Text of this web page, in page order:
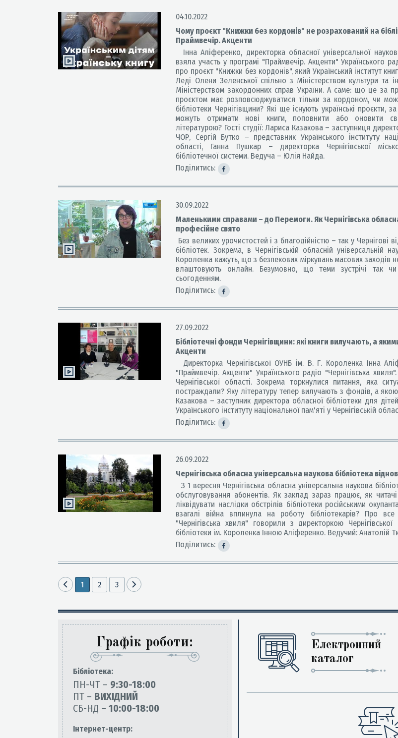
04.10.2022
Чому проєкт "Книжки без кордонів" не розрахований на
Праймвечір. Акценти
Інна Аліференко, директорка обласної універсальної
взяла участь у програмі "Праймвечір. Акценти" Українського
про проєкт "Книжки без кордонів", який Український інститут
Леді Олени Зеленської спільно з Міністерством культури та
Міністерством закордонних справ України. А саме: що це за
проєктом має розповсюджуватися тільки за кордоном, чи
бібліотеки Чернігівщини? Які ще існують українські проєкти,
можуть отримати нові книги, поповнити або оновити
літературою? Гості студії: Лариса Казакова – заступниця
ЧОР, Сергій Бутко – представник Українського інституту
області, Ганна Пушкар – директорка Чернігівської
бібліотечної системи. Ведуча – Юлія Найда.
Поділитись:
30.09.2022
Маленькими справами – до Перемоги. Як Чернігівська
професійне свято
Без великих урочистостей і з благодійністю – так у Чернігові
бібліотек. Зокрема, в Чернігівській обласній універсальній
Короленка кажуть, що з безпекових міркувань масових заходів
влаштовують онлайн. Безумовно, що теми зустрічі так чи
сьогоденням.
Поділитись:
27.09.2022
Бібліотечні фонди Чернігівщини: які книги вилучають, а
Акценти
Директорка Чернігівської ОУНБ ім. В. Г. Короленка Інна
"Праймвечір. Акценти" Українського радіо "Чернігівська
Чернігівської області. Зокрема торкнулися питання, яка
постраждали? Яку літературу тепер вилучають з фондів, а
Казакова – заступник директора обласної бібліотеки для
Українського інституту національної пам'яті у Чернігівській
Поділитись:
26.09.2022
Чернігівська обласна універсальна наукова бібліотека
З 1 вересня Чернігівська обласна універсальна наукова
обслуговування абонентів. Як заклад зараз працює, як
ліквідувати наслідки обстрілів бібліотеки російськими
взагалі війна вплинула на роботу бібліотекарів? Про
"Чернігівська хвиля" говорили з директоркою Чернігівської
бібліотеки ім. Короленка Інною Аліференко. Ведучий: Анатолій
Поділитись:
1 2 3
Графік роботи:
Бiблiотека:
ПН-ЧТ – 9:30-18:00
ПТ – ВИХІДНИЙ
СБ-НД – 10:00-18:00
Інтернет-центр:
Електронний
каталог